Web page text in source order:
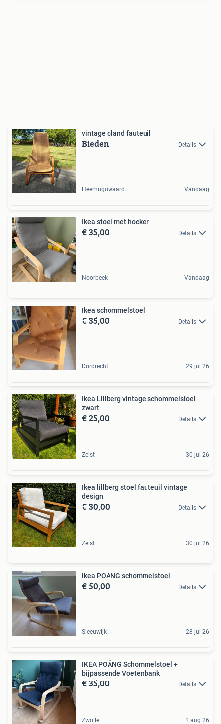
vintage oland fauteuil
Bieden Details
Heerhugowaard Vandaag
Ikea stoel met hocker
€ 35,00 Details
Noorbeek Vandaag
Ikea schommelstoel
€ 35,00 Details
Dordrecht 29 jul 26
Ikea Lillberg vintage schommelstoel
zwart
€ 25,00 Details
Zeist 30 jul 26
Ikea lillberg stoel fauteuil vintage
design
€ 30,00 Details
Zeist 30 jul 26
ikea POANG schommelstoel
€ 50,00 Details
Sleeuwijk 28 jul 26
IKEA POÄNG Schommelstoel +
bijpassende Voetenbank
€ 35,00 Details
Zwolle 1 aug 26